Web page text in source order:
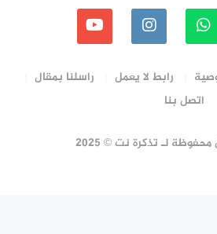
رابط لا يعمل
راسلنا بمقال
اتصل بنا
لـ تذكرة نت © 2025